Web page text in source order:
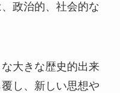
政治的、社会的な
大きな歴史的出来
し、新しい思想や